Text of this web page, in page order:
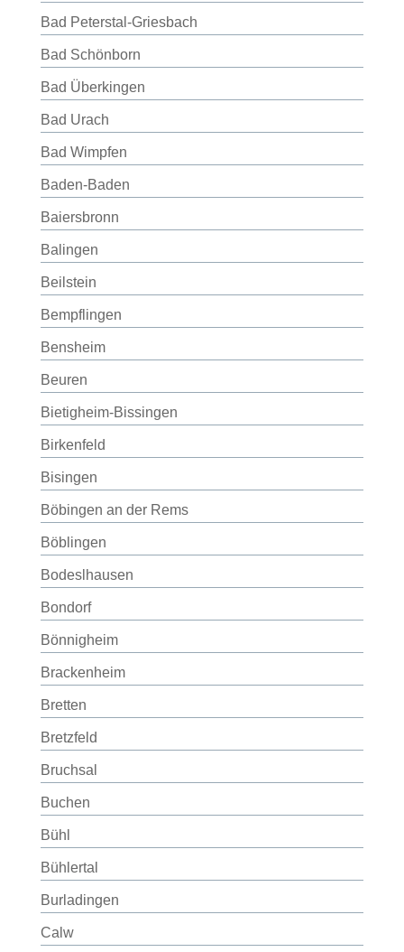
Bad Peterstal-Griesbach
Bad Schönborn
Bad Überkingen
Bad Urach
Bad Wimpfen
Baden-Baden
Baiersbronn
Balingen
Beilstein
Bempflingen
Bensheim
Beuren
Bietigheim-Bissingen
Birkenfeld
Bisingen
Böbingen an der Rems
Böblingen
Bodeslhausen
Bondorf
Bönnigheim
Brackenheim
Bretten
Bretzfeld
Bruchsal
Buchen
Bühl
Bühlertal
Burladingen
Calw